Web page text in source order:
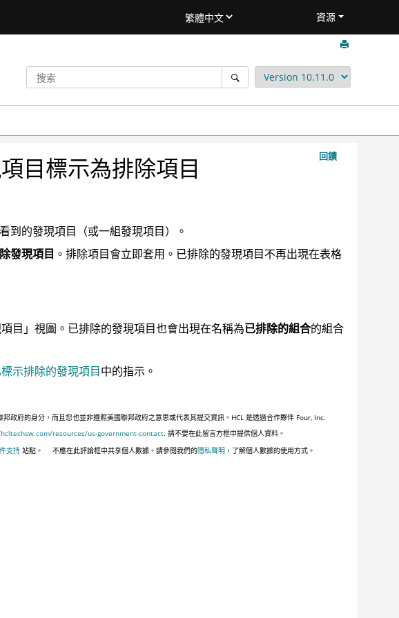
資源
回饋
目標示為排除項目
到的發現項目（或一組發現項目）。
發現項目 。排除項目會立即套用。已排除的發現項目不再出現在表格
目」視圖。已排除的發現項目也會出現在名稱為已排除的組合的組合
示排除的發現項目中的指示。
政府的身分，而且您也並非遵照美國聯邦政府之意思或代表其提交資訊。HCL 是透過合作夥伴 Four, Inc.
resources/us-government-contact. 請不要在此留言方框中提供個人資料。
支持 站點。 不應在此評論框中共享個人數據。請參閱我們的隱私聲明 ，了解個人數據的使用方式。